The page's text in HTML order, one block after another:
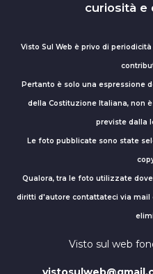
curiosità e
Visto Sul Web è privo di
Pertanto è solo una espressione
della Costituzione Italiana, non
previste dalla
Le foto pubblicate sono state
Qualora, tra le foto utilizzate
diritti d'autore contattateci via
Visto sul web